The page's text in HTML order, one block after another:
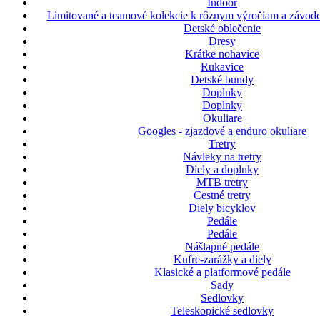
Indoor
Limitované a teamové kolekcie k rôznym výročiam a
Detské oblečenie
Dresy
Krátke nohavice
Rukavice
Detské bundy
Doplnky
Doplnky
Okuliare
Googles - zjazdové a enduro okuliare
Tretry
Návleky na tretry
Diely a doplnky
MTB tretry
Cestné tretry
Diely bicyklov
Pedále
Pedále
Nášlapné pedále
Kufre-zarážky a diely
Klasické a platformové pedále
Sady
Sedlovky
Teleskopické sedlovky